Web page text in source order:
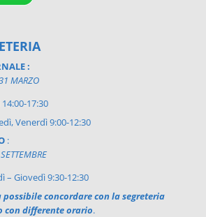
:
MARZO
17:30
Venerdì 9:00-12:30
:
– Giovedì 9:30-12:30
possibile concordare con la segreteria
con differente orario.